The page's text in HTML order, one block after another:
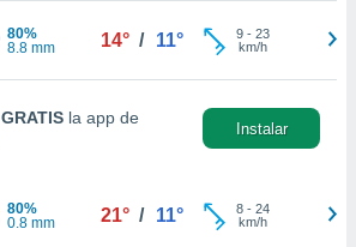
80%
8.8 mm
14° / 11° 9- 23
km/h
GRATIS la app de
Instalar
80%
0.8 mm
21° / 11° 8- 24
km/h